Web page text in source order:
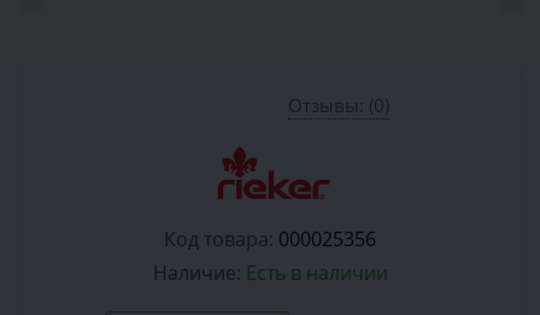
Отзывы: (0)
Код товара: 000025356
Наличие: Есть в наличии